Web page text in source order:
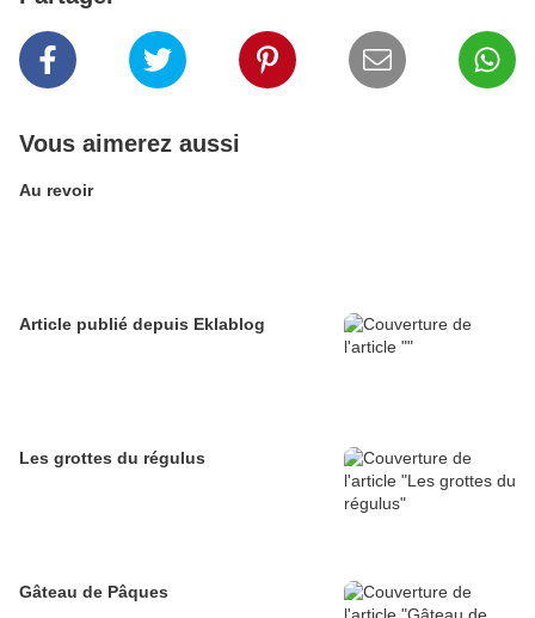
Vous aimerez aussi
Au revoir
Article publié depuis Eklablog
Les grottes du régulus
Gâteau de Pâques